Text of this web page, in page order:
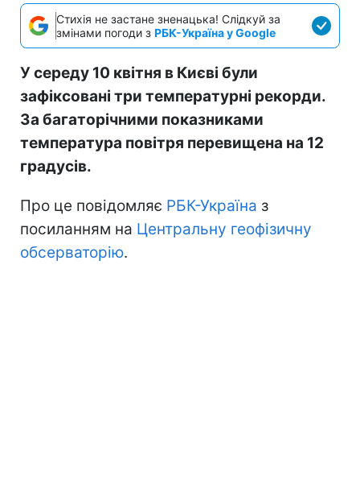
Стихія не застане зненацька! Слідкуй за
змінами погоди з РБК-Україна у Google
У середу 10 квітня в Києві були
зафіксовані три температурні рекорди.
За багаторічними показниками
температура повітря перевищена на 12
градусів.
Про це повідомляє РБК-Україна з
посиланням на Центральну геофізичну
обсерваторію.